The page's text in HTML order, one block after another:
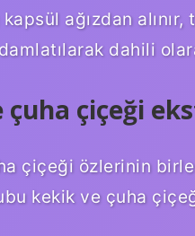
ağızdan
dahili
çuha çiçeği
çiçeği özlerinin
kekik ve çuha